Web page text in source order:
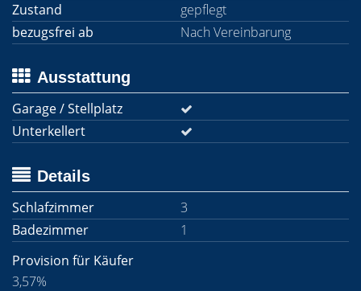
Zustand
gepflegt
bezugsfrei ab
Nach Vereinbarung
Ausstattung
Garage / Stellplatz
Unterkellert
Details
Schlafzimmer
3
Badezimmer
1
Provision für Käufer
3,57%